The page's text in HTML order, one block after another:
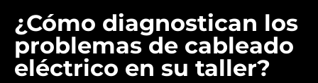
¿Cómo diagnostican los
problemas de cableado
eléctrico en su taller?